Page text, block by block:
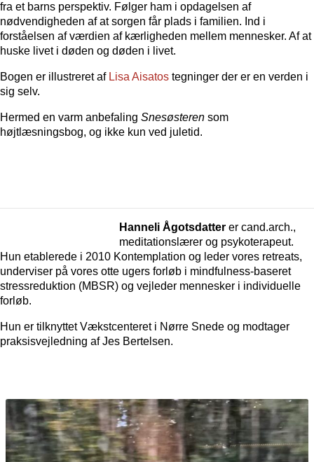
fra et barns perspektiv. Følger ham i opdagelsen af
nødvendigheden af at sorgen får plads i familien. Ind i
forståelsen af værdien af kærligheden mellem mennesker. Af at
huske livet i døden og døden i livet.
Bogen er illustreret af Lisa Aisatos tegninger der er en verden i
sig selv.
Hermed en varm anbefaling Snesøsteren som
højtlæsningsbog, og ikke kun ved juletid.
Hanneli Ågotsdatter er cand.arch.,
meditationslærer og psykoterapeut.
Hun etablerede i 2010 Kontemplation og leder vores retreats,
underviser på vores otte ugers forløb i mindfulness-baseret
stressreduktion (MBSR) og vejleder mennesker i individuelle
forløb.
Hun er tilknyttet Vækstcenteret i Nørre Snede og modtager
praksisvejledning af Jes Bertelsen.